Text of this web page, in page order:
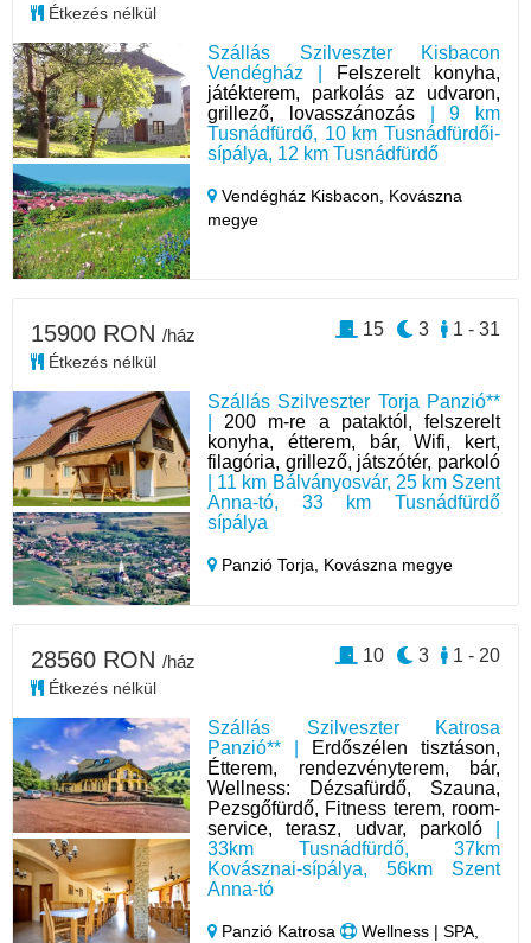
Szállás Szilveszter Kisbacon
Vendégház |
Felszerelt konyha,
játékterem, parkolás az udvaron,
grillező, lovasszánozás| 9 km
Tusnádfürdő, 10 km Tusnádfürdői-
sípálya, 12 km Tusnádfürdő
Vendégház Kisbacon, Kovászna
megye
Étkezés nélkül
Szállás Szilveszter Torja Panzió**
200 m-re a pataktól, felszerelt
konyha, étterem, bár, Wifi, kert,
filagória, grillező, játszótér, parkoló
| 11 km Bálványosvár, 25 km Szent
Anna-tó, 33 km Tusnádfürdő
sípálya
Panzió Torja, Kovászna megye
15900 RON /ház
Étkezés nélkül
1 - 31
3
15
Szállás Szilveszter Katrosa
Panzió** |
Erdőszélen tisztáson,
Étterem, rendezvényterem, bár,
Wellness: Dézsafürdő, Szauna,
Pezsgőfürdő, Fitness terem, room-
service, terasz, udvar, parkoló|
33km Tusnádfürdő, 37km
Kovásznai-sípálya, 56km Szent
Anna-tó
Panzió Katrosa
Wellness | SPA,
28560 RON /ház
Étkezés nélkül
1 - 20
3
10